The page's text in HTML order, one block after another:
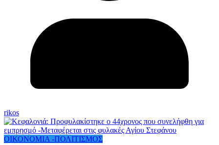
rikos
ΟΙΚΟΝΟΜΙΑ -ΠΟΛΙΤΙΣΜΟΣ